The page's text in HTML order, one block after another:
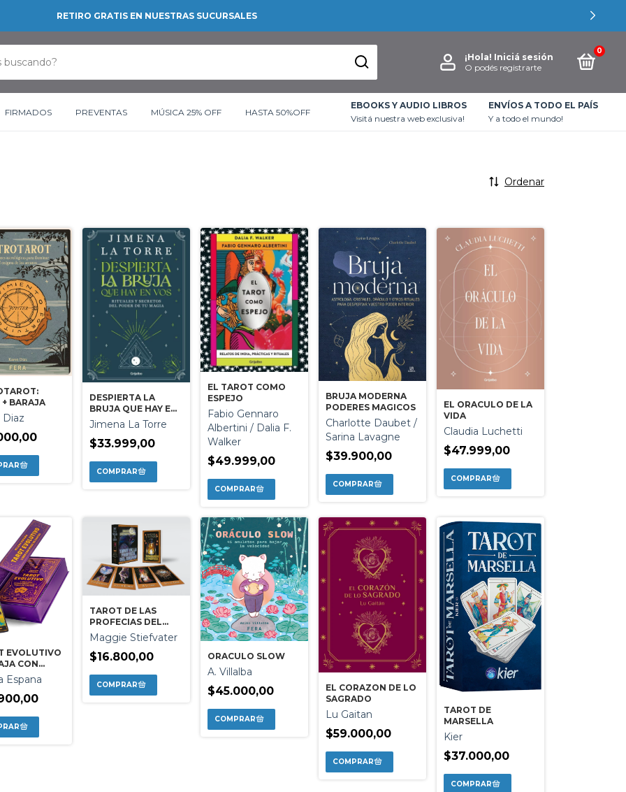
RETIRO GRATIS EN NUESTRAS SUCURSALES
¡Hola! Iniciá sesión
O podés registrarte
0
FIRMADOS PREVENTAS MÚSICA 25% OFF HASTA 50%OFF
EBOOKS Y AUDIO LIBROS
Visitá nuestra web exclusiva!
ENVÍOS A TODO EL PAÍS
Y a todo el mundo!
Ordenar
BARAJA
Diaz
DESPIERTA LA
BRUJA QUE HAY EN
VOS
Jimena La Torre
$33.999,00
EL TAROT COMO
ESPEJO
Fabio Gennaro
Albertini / Dalia F.
Walker
$49.999,00
BRUJA MODERNA
PODERES MAGICOS
Charlotte Daubet /
Sarina Lavagne
$39.900,00
EL ORACULO DE LA
VIDA
Claudia Luchetti
$47.999,00
EVOLUTIVO
CON
Espana
TAROT DE LAS
PROFECIAS DEL
CUERVO - LIBRO +
78 CARTAS
Maggie Stiefvater
$16.800,00 ORACULO SLOW
A. Villalba
$45.000,00
EL CORAZON DE LO
SAGRADO
Lu Gaitan
$59.000,00
TAROT DE
MARSELLA
Kier
$37.000,00